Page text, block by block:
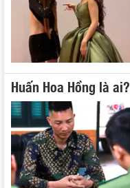
Huấn Hoa Hồng là ai?